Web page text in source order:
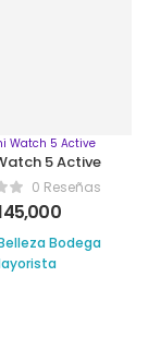
5 Active
0 Reseñas
Bodega